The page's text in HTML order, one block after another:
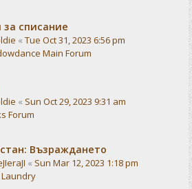
за списание
« Tue Oct 31, 2023 6:56 pm
Main Forum
« Sun Oct 29, 2023 9:31 am
Forum
Възраждането
« Sun Mar 12, 2023 1:18 pm